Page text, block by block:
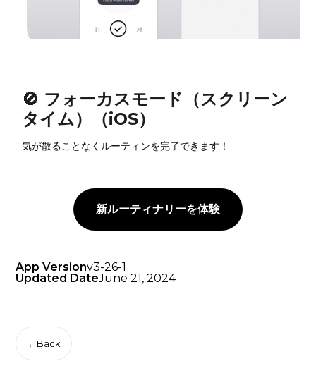
🚫 フォーカスモード（スクリーン
タイム）（iOS）
気が散ることなくルーティンを完了できます！
新ルーティナリーを体験
App Versionv3-26-1
Updated DateJune 21, 2024
← Back